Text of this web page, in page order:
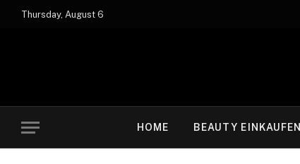
Thursday, August 6
HOME BEAUTY EINKAUFEN